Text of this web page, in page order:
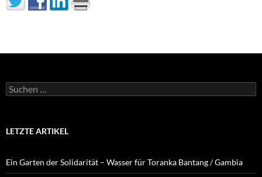
Suchen
nach:
LETZTE ARTIKEL
Ein Garten der Solidarität – Wasser für Toranka Bantang / Gambia